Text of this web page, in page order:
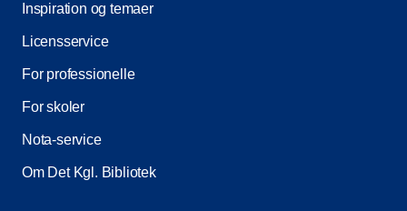
Inspiration og temaer
Licensservice
For professionelle
For skoler
Nota-service
Om Det Kgl. Bibliotek